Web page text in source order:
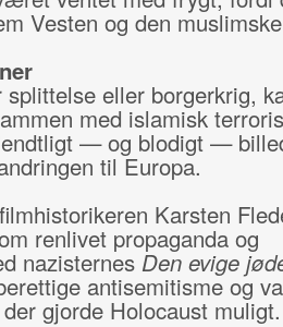
Vesten og den
splittelse eller borgerkrig,
med islamisk
— og blodigt —
til Europa.
Karsten
renlivet propaganda og
nazisternes Den evige
antisemitisme og
gjorde Holocaust muligt.